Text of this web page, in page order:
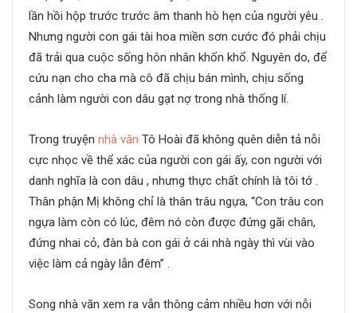
lần hồi hộp trước trước âm thanh hò hẹn của người yêu .
Nhưng người con gái tài hoa miền sơn cước đó phải chịu
đã trải qua cuộc sống hôn nhân khốn khổ. Nguyên do, để
cứu nạn cho cha mà cô đã chịu bán mình, chịu sống
cảnh làm người con dâu gạt nợ trong nhà thống lí.
Trong truyện nhà văn Tô Hoài đã không quên diễn tả nỗi
cực nhọc về thể xác của người con gái ấy, con người với
danh nghĩa là con dâu , nhưng thực chất chính là tôi tớ .
Thân phận Mị không chỉ là thân trâu ngựa, “Con trâu con
ngựa làm còn có lúc, đêm nó còn được đứng gãi chân,
đứng nhai cỏ, đàn bà con gái ở cái nhà ngày thì vùi vào
việc làm cả ngày lẫn đêm” .
Song nhà văn xem ra vẫn thông cảm nhiều hơn với nỗi